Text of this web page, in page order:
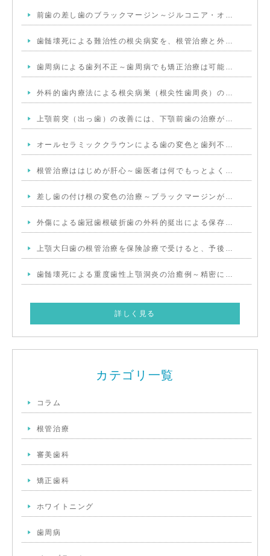
前歯の差し歯のブラックマージン～ジルコニア・オ…
歯髄壊死による難治性の根尖病変を、根管治療と外…
歯周病による歯列不正～歯周病でも矯正治療は可能…
外科的歯内療法による根尖病巣（根尖性歯周炎）の…
上顎前突（出っ歯）の改善には、下顎前歯の治療が…
オールセラミッククラウンによる歯の変色と歯列不…
根管治療ははじめが肝心～歯医者は何でもっとよく…
差し歯の付け根の変色の治療～ブラックマージンが…
外傷による歯冠歯根破折歯の外科的挺出による保存…
上顎大臼歯の根管治療を保険診療で受けると、予後…
歯髄壊死による重度歯性上顎洞炎の治癒例～精密に…
詳しく見る
カテゴリ一覧
コラム
根管治療
審美歯科
矯正歯科
ホワイトニング
歯周病